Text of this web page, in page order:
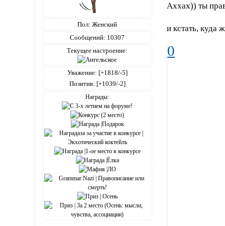
Пол: Женский
Сообщений: 10307
Текущее настроение:
Уважение: [+1818/-5]
Позитив: [+1039/-2]
Награды:
Аххах)) ты
и кстать, куда
0